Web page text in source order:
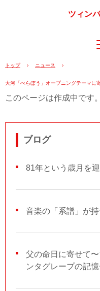
ツィン
トップ › ニュース ›
大河「べらぼう」オープニングテーマに
このページは作成中です。
ブログ
81年という歳月を
音楽の「系譜」が
父の命日に寄せて
ンタグレープの記